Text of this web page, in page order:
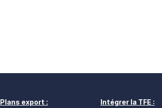
Plans export : Intégrer la TFE :